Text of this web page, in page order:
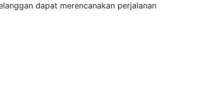
dapat merencanakan perjalanan